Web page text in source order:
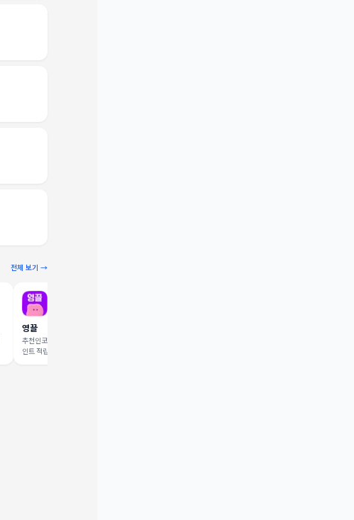
전체 보기 →
영끌
추천인코드 입력 시 1,000 포
인트 적립